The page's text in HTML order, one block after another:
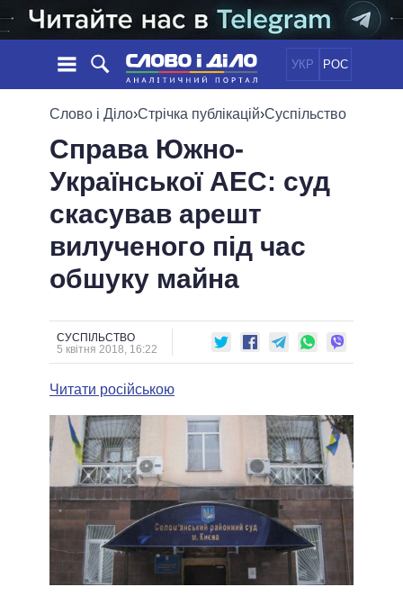
УКР РОС
НОВИНИ
СТРІЧКА
ПОДІЇ
СТАТТІ
ДУМКИ
ОГЛЯДИ
ДАЙДЖЕСТИ
ПОЛІТИКА
ЕКОНОМІКА
СУСПІЛЬСТВО
СВІТ
ОБIЦЯНКИ
ПОЛIТИКИ
УСІ ПОЛІТИКИ
ПРЕЗИДЕНТ І ОФІС
ВЕРХОВНА РАДА
ГОЛОВИ ОБЛАДМІНІСТРАЦІЙ
МЕРИ МІСТ
ВСІ ПЕРСОНИ
ІНФОГРАФІКА
ВІДЕО
ПОРІВНЯННЯ ПОЛІТИКІВ
Слово і Діло›Стрічка публікацій›Суспільство
Справа Южно-
Української АЕС: суд
скасував арешт
вилученого під час
обшуку майна
СУСПІЛЬСТВО
5 квітня 2018, 16:22
Читати російською